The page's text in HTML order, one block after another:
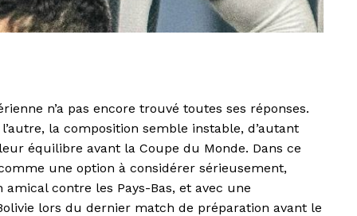
n’a pas encore trouvé toutes ses réponses.
la composition semble instable, d’autant
équilibre avant la Coupe du Monde. Dans ce
une option à considérer sérieusement,
contre les Pays-Bas, et avec une
lors du dernier match de préparation avant le